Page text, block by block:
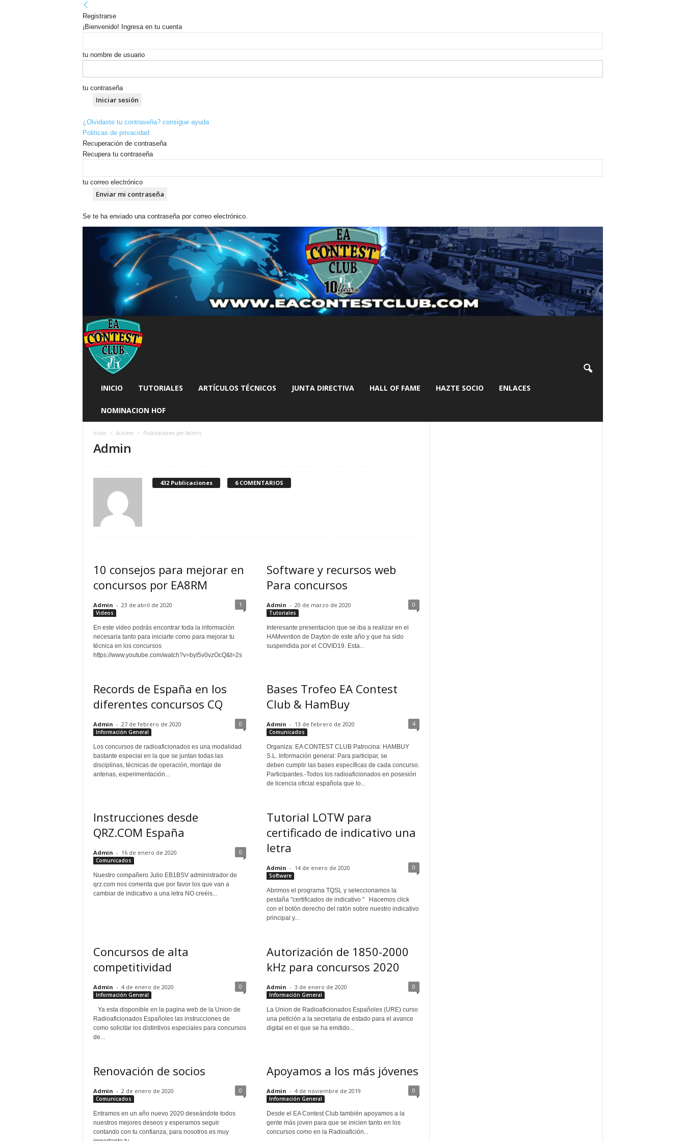
Registrarse
¡Bienvenido! Ingresa en tu cuenta
tu nombre de usuario
tu contraseña
¿Olvidaste tu contraseña? consigue ayuda
Politicas de privacidad
Recuperación de contraseña
Recupera tu contraseña
tu correo electrónico
Se te ha enviado una contraseña por correo electrónico.
INICIO TUTORIALES ARTÍCULOS TÉCNICOS JUNTA DIRECTIVA HALL OF FAME HAZTE SOCIO ENLACES
NOMINACION HOF
Inicio Autores Publicaciones por Admin
Admin
432 Publicaciones 6 COMENTARIOS
10 consejos para mejorar en
concursos por EA8RM
Admin - 23 de abril de 2020 1
Videos
En este video podrás encontrar toda la información
necesaria tanto para iniciarte como para mejorar tu
técnica en los concursos
https://www.youtube.com/watch?v=byI5v0vzOcQ&t=2s
Software y recursos web
Para concursos
Admin - 20 de marzo de 2020 0
Tutoriales
Interesante presentacion que se iba a realizar en el
HAMvention de Dayton de este año y que ha sido
suspendida por el COVID19. Esta...
Records de España en los
diferentes concursos CQ
Admin - 27 de febrero de 2020 0
Información General
Los concursos de radioaficionados es una modalidad
bastante especial en la que se juntan todas las
disciplinas, técnicas de operación, montaje de
antenas, experimentación...
Bases Trofeo EA Contest
Club & HamBuy
Admin - 13 de febrero de 2020 4
Comunicados
Organiza: EA CONTEST CLUB Patrocina: HAMBUY
S.L. Información general: Para participar, se
deben cumplir las bases específicas de cada concurso.
Participantes.-Todos los radioaficionados en posesión
de licencia oficial española que lo...
Instrucciones desde
QRZ.COM España
Admin - 16 de enero de 2020 0
Comunicados
Nuestro compañero Julio EB1BSV administrador de
qrz.com nos comenta que por favor los que van a
cambiar de indicativo a una letra NO creéis...
Tutorial LOTW para
certificado de indicativo una
letra
Admin - 14 de enero de 2020 0
Software
Abrimos el programa TQSL y seleccionamos la
pestaña "certificados de indicativo " Hacemos click
con el botón derecho del ratón sobre nuestro indicativo
principal y...
Concursos de alta
competitividad
Admin - 4 de enero de 2020 0
Información General
Ya esta disponible en la pagina web de la Union de
Radioaficionados Españoles las instrucciones de
como solicitar los distintivos especiales para concursos
de...
Autorización de 1850-2000
kHz para concursos 2020
Admin - 3 de enero de 2020 0
Información General
La Union de Radioaficionados Españoles (URE) curso
una petición a la secretaria de estado para el avance
digital en el que se ha emitido...
Renovación de socios
Admin - 2 de enero de 2020 0
Comunicados
Entramos en un año nuevo 2020 deseándote todos
nuestros mejores deseos y esperamos seguir
contando con tu confianza, para nosotros es muy
Apoyamos a los más jóvenes
Admin - 4 de noviembre de 2019 0
Información General
Desde el EA Contest Club también apoyamos a la
gente más joven para que se inicien tanto en los
concursos como en la Radioafición...